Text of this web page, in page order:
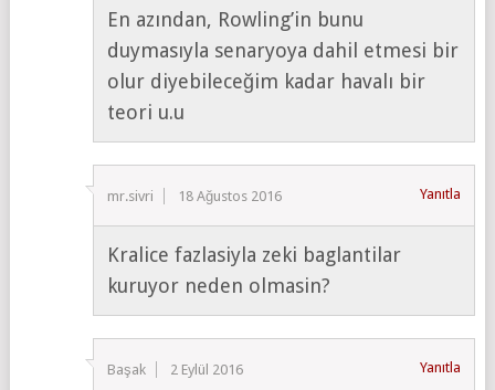
En azından, Rowling’in bunu
duymasıyla senaryoya dahil etmesi bir
olur diyebileceğim kadar havalı bir
teori u.u
mr.sivri 18 Ağustos 2016 Yanıtla
Kralice fazlasiyla zeki baglantilar
kuruyor neden olmasin?
Başak 2 Eylül 2016 Yanıtla